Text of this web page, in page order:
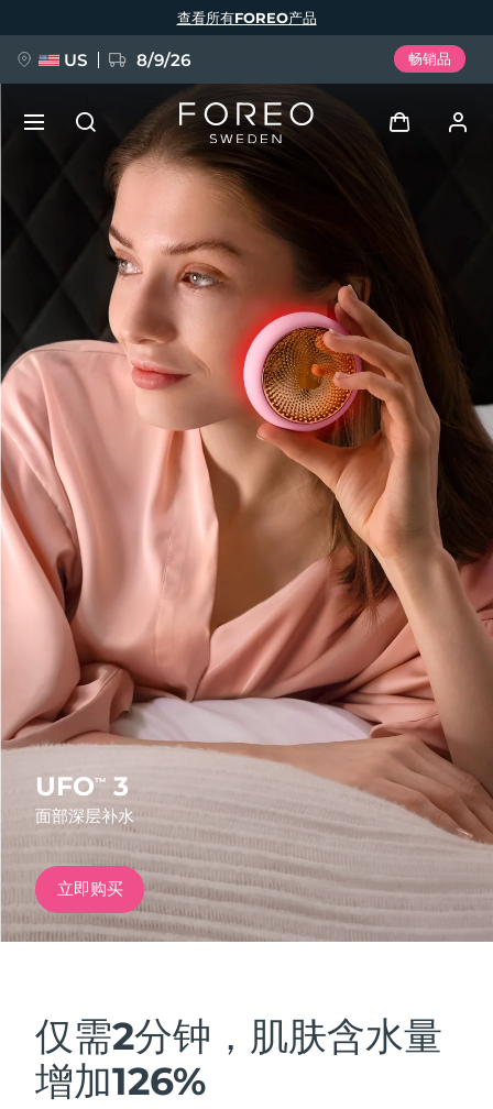
UFO™ 3
面部深层补水
立即购买
仅需2分钟，肌肤含水量
增加126%
查看所有FOREO产品
US 8/9/26 畅销品
用户信息
我的设备
我的订单
我的地址
我的订阅
FAQ™ Pure Beauty-Tech Elixir
BREAKING NEWS
issa™ Teeth Whitening Set
FAQ™ Dual LED Panel
热门产品
特别优惠
红光疗法
Deutsch
Español
Français
Italiano
Português
Polski
Svenska
Русский
Türkçe
简体中文 繁體中文
发货国家
美国 预计送达日期 ৯/৮/২৬
英国 预计送达日期৮/৮/২৬
西班牙 预计送达日期৮/৮/২৬
澳大利亚 预计送达日期১১/৮/২৬
预计送达日期৮/৮/২৬
德国 预计送达日期৮/৮/২৬
加拿大 预计送达日期
奥地利 预计送达日期৮/৮/২৬
巴林